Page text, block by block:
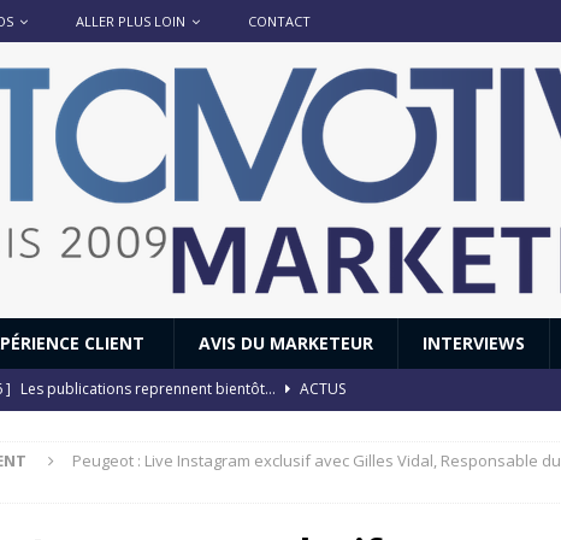
ALLER PLUS LOIN CONTACT
CLIENT AVIS DU MARKETEUR INTERVIEWS
] Les publications reprennent bientôt…
ACTUS
]
14 juillet : nouveau film de marque pour Citroën
AVIS DU MARKETEUR
Peugeot : Live Instagram exclusif avec Gilles Vidal, Responsable du